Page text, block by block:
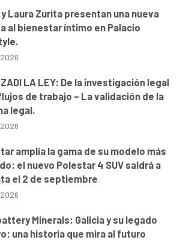
y Laura Zurita presentan una nueva
al bienestar íntimo en Palacio
LA LEY: De la investigación legal
de trabajo – La validación de la
legal.
amplía la gama de su modelo más
el nuevo Polestar 4 SUV saldrá a
el 2 de septiembre
Minerals: Galicia y su legado
una historia que mira al futuro